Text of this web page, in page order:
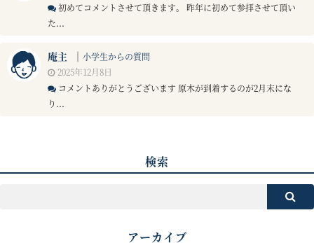
初めてコメントさせて頂きます。 昨年に初めて参拝させて頂い
た...
庵主 ｜ 小学生からの質問
2025年12月8日
コメントありがとうございます 原木が到着するのが2月末にな
り...
検索
アーカイブ